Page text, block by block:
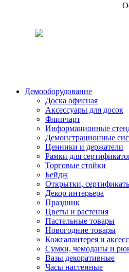
Демооборудование
Доска офисная
Аксессуары для досок
Флипчарт
Информационные
Демонстрационные
Ценники и держатели
Рамки для
Торговые стойки
Бейдж
Открытки,
Декор интерьера
Праздник
Цветы и растения
Пастельные товары
Новогодние товары
Кожгалантерея и
Сумки, чемоданы и
Вазы декоративные
Часы настенные